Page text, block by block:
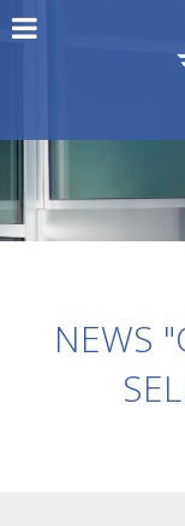
NEWS